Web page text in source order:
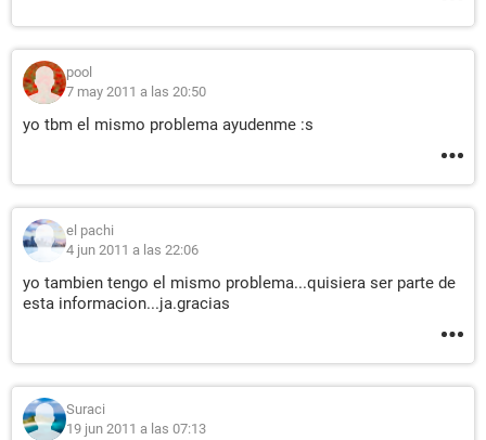
pool
7 may 2011 a las 20:50
yo tbm el mismo problema ayudenme :s
el pachi
4 jun 2011 a las 22:06
yo tambien tengo el mismo problema...quisiera ser parte de
esta informacion...ja.gracias
Suraci
19 jun 2011 a las 07:13